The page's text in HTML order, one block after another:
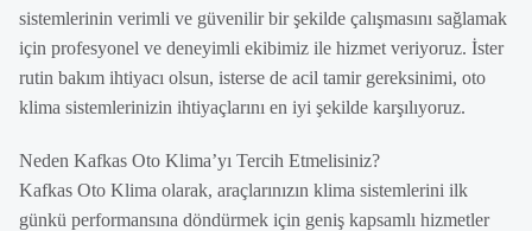
sistemlerinin verimli ve güvenilir bir şekilde çalışmasını sağlamak
için profesyonel ve deneyimli ekibimiz ile hizmet veriyoruz. İster
rutin bakım ihtiyacı olsun, isterse de acil tamir gereksinimi, oto
klima sistemlerinizin ihtiyaçlarını en iyi şekilde karşılıyoruz.
Neden Kafkas Oto Klima’yı Tercih Etmelisiniz?
Kafkas Oto Klima olarak, araçlarınızın klima sistemlerini ilk
günkü performansına döndürmek için geniş kapsamlı hizmetler